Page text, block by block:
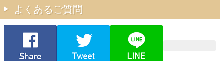
よくあるご質問